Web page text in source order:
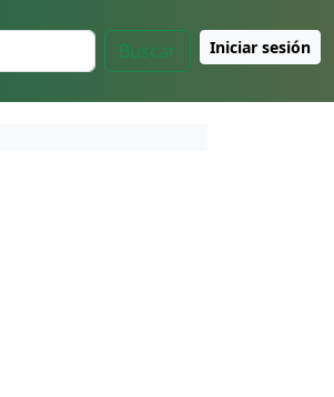
Buscar Iniciar sesión